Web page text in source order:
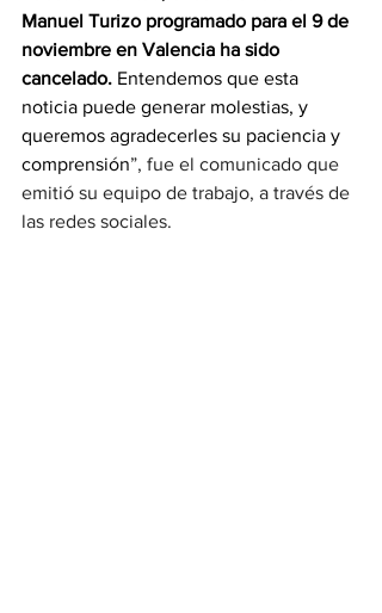
Manuel Turizo programado para el 9 de
noviembre en Valencia ha sido
cancelado. Entendemos que esta
noticia puede generar molestias, y
queremos agradecerles su paciencia y
comprensión”, fue el comunicado que
emitió su equipo de trabajo, a través de
las redes sociales.